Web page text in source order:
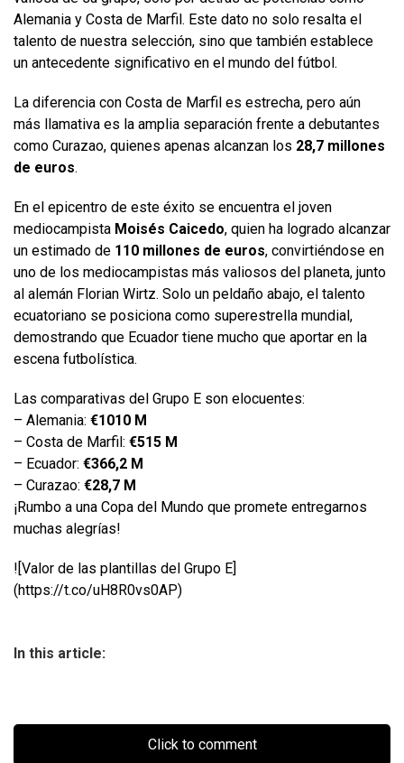
Alemania y Costa de Marfil. Este dato no solo resalta el
talento de nuestra selección, sino que también establece
un antecedente significativo en el mundo del fútbol.
La diferencia con Costa de Marfil es estrecha, pero aún
más llamativa es la amplia separación frente a debutantes
como Curazao, quienes apenas alcanzan los 28,7 millones
de euros.
En el epicentro de este éxito se encuentra el joven
mediocampista Moisés Caicedo, quien ha logrado alcanzar
un estimado de 110 millones de euros, convirtiéndose en
uno de los mediocampistas más valiosos del planeta, junto
al alemán Florian Wirtz. Solo un peldaño abajo, el talento
ecuatoriano se posiciona como superestrella mundial,
demostrando que Ecuador tiene mucho que aportar en la
escena futbolística.
Las comparativas del Grupo E son elocuentes:
– Alemania: €1010 M
– Costa de Marfil: €515 M
– Ecuador: €366,2 M
– Curazao: €28,7 M
¡Rumbo a una Copa del Mundo que promete entregarnos
muchas alegrías!
![Valor de las plantillas del Grupo E]
(https://t.co/uH8R0vs0AP)
In this article:
Click to comment